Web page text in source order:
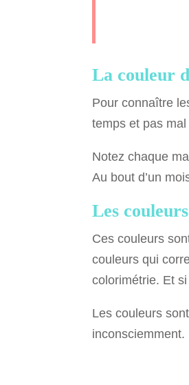
La couleur
Pour connaître
temps et pas mal
Notez chaque
Au bout d’un
Les
Ces couleurs
couleurs qui
colorimétrie. Et
Les couleurs
inconsciemment.